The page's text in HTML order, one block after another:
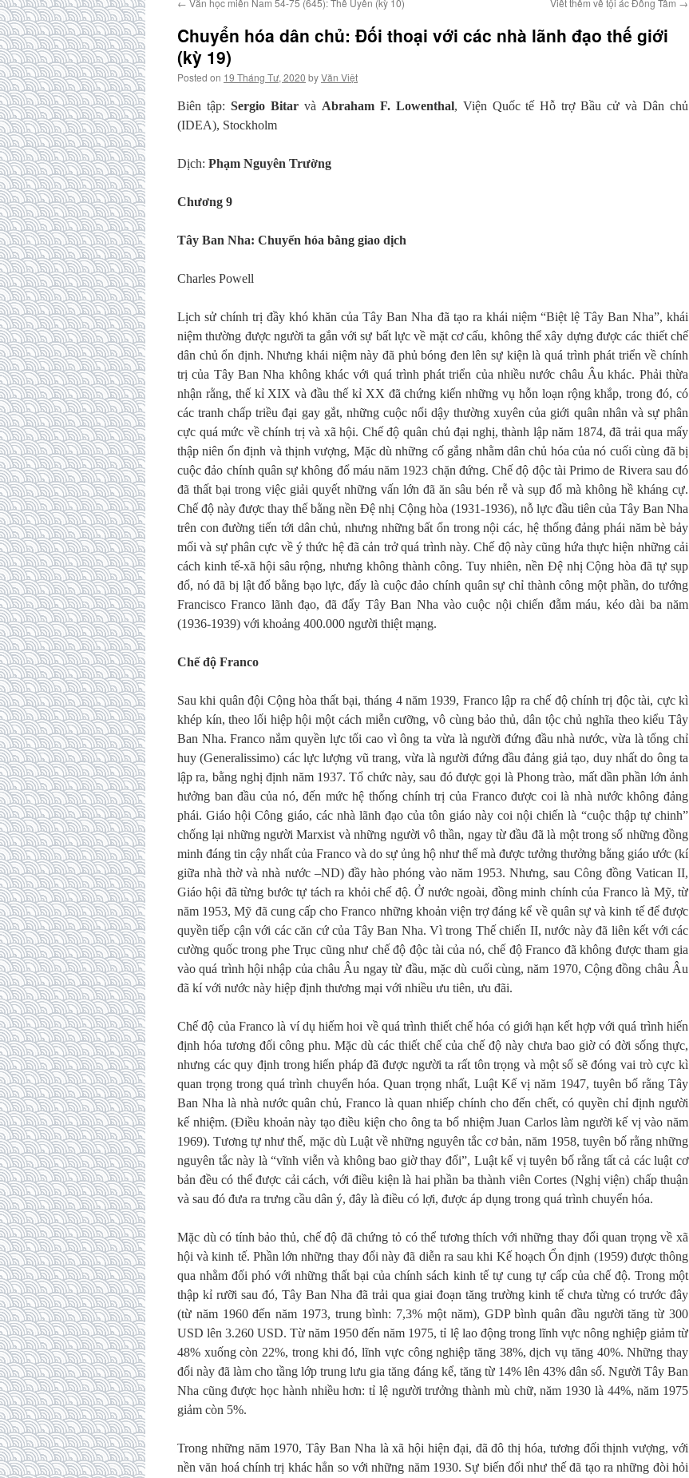
← Văn học miền Nam 54-75 (645): Thế Uyên (kỳ 10) Viết thêm về tội ác Đồng Tâm →
Chuyển hóa dân chủ: Đối thoại với các nhà lãnh đạo thế giới
(kỳ 19)
Posted on 19 Tháng Tư, 2020 byVăn Việt
Biên tập: Sergio Bitarvà Abraham F. Lowenthal, Viện Quốc tế Hỗ trợ Bầu cử và Dân chủ
(IDEA), Stockholm
Dịch: Phạm Nguyên Trường
Chương 9
Tây Ban Nha: Chuyển hóa bằng giao dịch
Charles Powell
Lịch sử chính trị đầy khó khăn của Tây Ban Nha đã tạo ra khái niệm “Biệt lệ Tây Ban Nha”, khái
niệm thường được người ta gắn với sự bất lực về mặt cơ cấu, không thể xây dựng được các thiết chế
dân chủ ổn định. Nhưng khái niệm này đã phủ bóng đen lên sự kiện là quá trình phát triển về chính
trị của Tây Ban Nha không khác với quá trình phát triển của nhiều nước châu Âu khác. Phải thừa
nhận rằng, thế kỉ XIX và đầu thế kỉ XX đã chứng kiến những vụ hỗn loạn rộng khắp, trong đó, có
các tranh chấp triều đại gay gắt, những cuộc nổi dậy thường xuyên của giới quân nhân và sự phân
cực quá mức về chính trị và xã hội. Chế độ quân chủ đại nghị, thành lập năm 1874, đã trải qua mấy
thập niên ổn định và thịnh vượng, Mặc dù những cố gắng nhằm dân chủ hóa của nó cuối cùng đã bị
cuộc đảo chính quân sự không đổ máu năm 1923 chặn đứng. Chế độ độc tài Primo de Rivera sau đó
đã thất bại trong việc giải quyết những vấn lớn đã ăn sâu bén rễ và sụp đổ mà không hề kháng cự.
Chế độ này được thay thế bằng nền Đệ nhị Cộng hòa (1931-1936), nỗ lực đầu tiên của Tây Ban Nha
trên con đường tiến tới dân chủ, nhưng những bất ổn trong nội các, hệ thống đảng phái năm bè bảy
mối và sự phân cực về ý thức hệ đã cản trở quá trình này. Chế độ này cũng hứa thực hiện những cải
cách kinh tế-xã hội sâu rộng, nhưng không thành công. Tuy nhiên, nền Đệ nhị Cộng hòa đã tự sụp
đổ, nó đã bị lật đổ bằng bạo lực, đấy là cuộc đảo chính quân sự chỉ thành công một phần, do tướng
Francisco Franco lãnh đạo, đã đẩy Tây Ban Nha vào cuộc nội chiến đẫm máu, kéo dài ba năm
(1936-1939) với khoảng 400.000 người thiệt mạng.
Chế độ Franco
Sau khi quân đội Cộng hòa thất bại, tháng 4 năm 1939, Franco lập ra chế độ chính trị độc tài, cực kì
khép kín, theo lối hiệp hội một cách miễn cưỡng, vô cùng bảo thủ, dân tộc chủ nghĩa theo kiểu Tây
Ban Nha. Franco nắm quyền lực tối cao vì ông ta vừa là người đứng đầu nhà nước, vừa là tổng chỉ
huy (Generalissimo) các lực lượng vũ trang, vừa là người đứng đầu đảng giả tạo, duy nhất do ông ta
lập ra, bằng nghị định năm 1937. Tổ chức này, sau đó được gọi là Phong trào, mất dần phần lớn ảnh
hưởng ban đầu của nó, đến mức hệ thống chính trị của Franco được coi là nhà nước không đảng
phái. Giáo hội Công giáo, các nhà lãnh đạo của tôn giáo này coi nội chiến là “cuộc thập tự chinh”
chống lại những người Marxist và những người vô thần, ngay từ đầu đã là một trong số những đồng
minh đáng tin cậy nhất của Franco và do sự ủng hộ như thế mà được tưởng thưởng bằng giáo ước (kí
giữa nhà thờ và nhà nước –ND) đầy hào phóng vào năm 1953. Nhưng, sau Công đồng Vatican II,
Giáo hội đã từng bước tự tách ra khỏi chế độ. Ở nước ngoài, đồng minh chính của Franco là Mỹ, từ
năm 1953, Mỹ đã cung cấp cho Franco những khoản viện trợ đáng kể về quân sự và kinh tế để được
quyền tiếp cận với các căn cứ của Tây Ban Nha. Vì trong Thế chiến II, nước này đã liên kết với các
cường quốc trong phe Trục cũng như chế độ độc tài của nó, chế độ Franco đã không được tham gia
vào quá trình hội nhập của châu Âu ngay từ đầu, mặc dù cuối cùng, năm 1970, Cộng đồng châu Âu
đã kí với nước này hiệp định thương mại với nhiều ưu tiên, ưu đãi.
Chế độ của Franco là ví dụ hiếm hoi về quá trình thiết chế hóa có giới hạn kết hợp với quá trình hiến
định hóa tương đối công phu. Mặc dù các thiết chế của chế độ này chưa bao giờ có đời sống thực,
nhưng các quy định trong hiến pháp đã được người ta rất tôn trọng và một số sẽ đóng vai trò cực kì
quan trọng trong quá trình chuyển hóa. Quan trọng nhất, Luật Kế vị năm 1947, tuyên bố rằng Tây
Ban Nha là nhà nước quân chủ, Franco là quan nhiếp chính cho đến chết, có quyền chỉ định người
kế nhiệm. (Điều khoản này tạo điều kiện cho ông ta bổ nhiệm Juan Carlos làm người kế vị vào năm
1969). Tương tự như thế, mặc dù Luật về những nguyên tắc cơ bản, năm 1958, tuyên bố rằng những
nguyên tắc này là “vĩnh viễn và không bao giờ thay đổi”, Luật kế vị tuyên bố rằng tất cả các luật cơ
bản đều có thể được cải cách, với điều kiện là hai phần ba thành viên Cortes (Nghị viện) chấp thuận
và sau đó đưa ra trưng cầu dân ý, đây là điều có lợi, được áp dụng trong quá trình chuyển hóa.
Mặc dù có tính bảo thủ, chế độ đã chứng tỏ có thể tương thích với những thay đổi quan trọng về xã
hội và kinh tế. Phần lớn những thay đổi này đã diễn ra sau khi Kế hoạch Ổn định (1959) được thông
qua nhằm đối phó với những thất bại của chính sách kinh tế tự cung tự cấp của chế độ. Trong một
thập kỉ rưỡi sau đó, Tây Ban Nha đã trải qua giai đoạn tăng trường kinh tế chưa từng có trước đây
(từ năm 1960 đến năm 1973, trung bình: 7,3% một năm), GDP bình quân đầu người tăng từ 300
USD lên 3.260 USD. Từ năm 1950 đến năm 1975, tỉ lệ lao động trong lĩnh vực nông nghiệp giảm từ
48% xuống còn 22%, trong khi đó, lĩnh vực công nghiệp tăng 38%, dịch vụ tăng 40%. Những thay
đổi này đã làm cho tầng lớp trung lưu gia tăng đáng kể, tăng từ 14% lên 43% dân số. Người Tây Ban
Nha cũng được học hành nhiều hơn: tỉ lệ người trưởng thành mù chữ, năm 1930 là 44%, năm 1975
giảm còn 5%.
Trong những năm 1970, Tây Ban Nha là xã hội hiện đại, đã đô thị hóa, tương đối thịnh vượng, với
nền văn hoá chính trị khác hẳn so với những năm 1930. Sự biến đổi như thế đã tạo ra những đòi hỏi